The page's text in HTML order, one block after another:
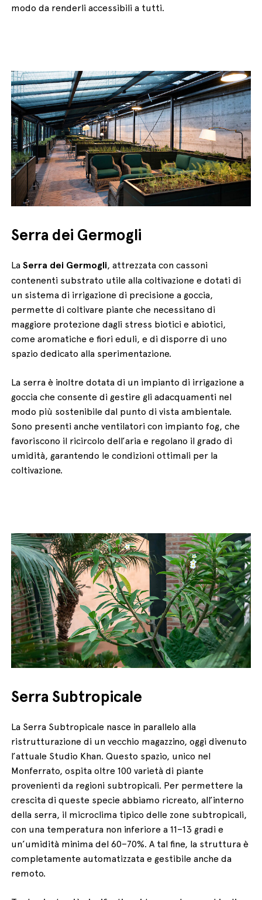
modo da renderli accessibili a tutti.
Serra dei Germogli
LaSerra dei Germogli, attrezzata con cassoni
contenenti substrato utile alla coltivazione e dotati di
un sistema di irrigazione di precisione a goccia,
permette di coltivare piante che necessitano di
maggiore protezione dagli stress biotici e abiotici,
come aromatiche e fiori eduli, e di disporre di uno
spazio dedicato alla sperimentazione.
La serra è inoltre dotata di un impianto di irrigazione a
goccia che consente di gestire gli adacquamenti nel
modo più sostenibile dal punto di vista ambientale.
Sono presenti anche ventilatori con impianto fog, che
favoriscono il ricircolo dell’aria e regolano il grado di
umidità, garantendo le condizioni ottimali per la
coltivazione.
Serra Subtropicale
La Serra Subtropicale nasce in parallelo alla
ristrutturazione di un vecchio magazzino, oggi divenuto
l’attuale Studio Khan. Questo spazio, unico nel
Monferrato, ospita oltre 100 varietà di piante
provenienti da regioni subtropicali. Per permettere la
crescita di queste specie abbiamo ricreato, all’interno
della serra, il microclima tipico delle zone subtropicali,
con una temperatura non inferiore a 11–13 gradi e
un’umidità minima del 60–70%. A tal fine, la struttura è
completamente automatizzata e gestibile anche da
remoto.